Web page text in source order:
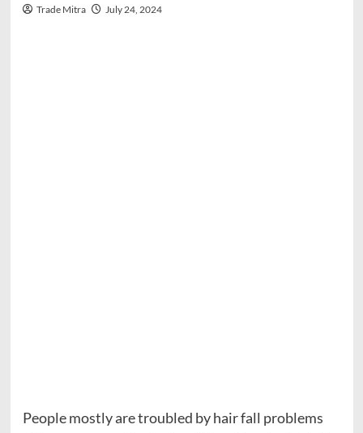
Trade Mitra July 24, 2024
People mostly are troubled by hair fall problems